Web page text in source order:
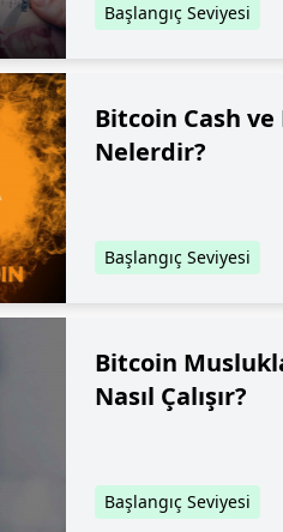
Başlangıç Seviyesi
Bitcoin Cash
Nelerdir?
Başlangıç Seviyesi
Bitcoin
Nasıl Çalışır?
Başlangıç Seviyesi